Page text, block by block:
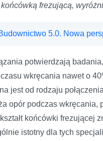
frezującą,
5.0. Nowa
potwierdzają
wkręcania nawet o
jest od rodzaju
opór podczas wkręcania,
końcówki frezującej
istotny dla tych